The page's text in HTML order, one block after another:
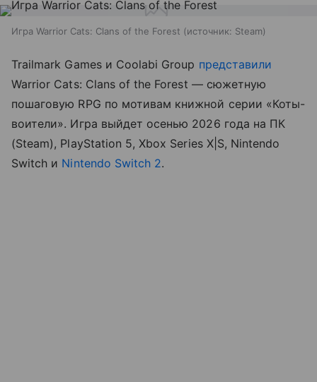
Игра Warrior Cats: Clans of the Forest источник: Steam
Trailmark Games и Coolabi Group представили
Warrior Cats: Clans of the Forest — сюжетную
пошаговую RPG по мотивам книжной серии «Коты-
воители». Игра выйдет осенью 2026 года на ПК
(Steam), PlayStation 5, Xbox Series X|S, Nintendo
Switch и Nintendo Switch 2.